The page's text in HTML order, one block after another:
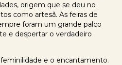
origem que se deu no
como artesã. As feiras de
foram um grande palco
e despertar o verdadeiro
e o encantamento.